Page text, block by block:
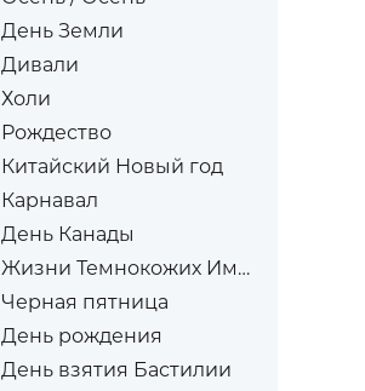
День Земли
Дивали
Холи
Рождество
Китайский Новый год
Карнавал
День Канады
Жизни Темнокожих Имеют Значение
Черная пятница
День рождения
День взятия Бастилии